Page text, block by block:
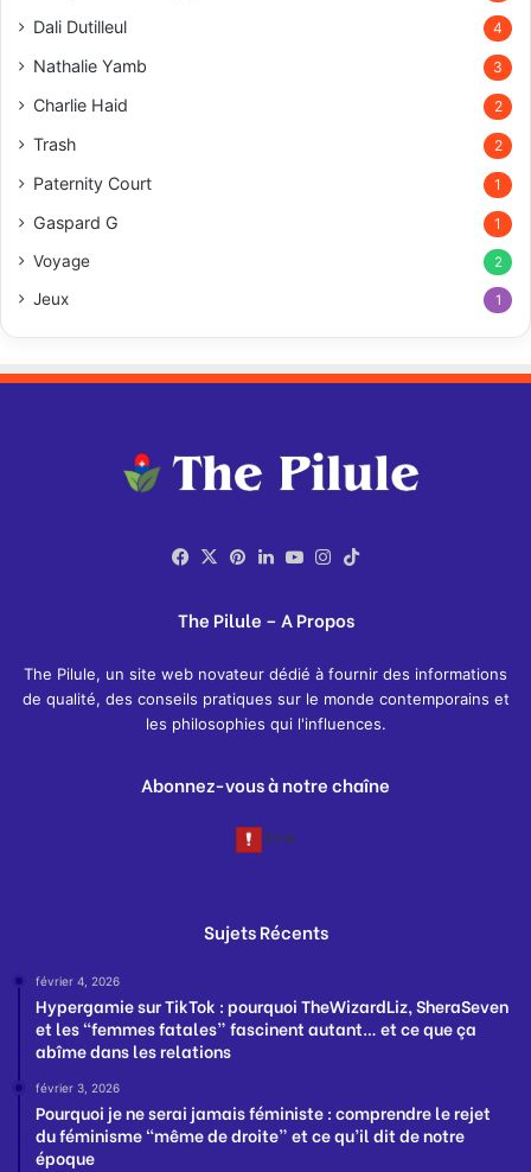
Dali Dutilleul 4
Nathalie Yamb 3
Charlie Haid 2
Trash 2
Paternity Court 1
Gaspard G 1
Voyage 2
Jeux 1
Facebook
X Pinterest
Linkedin
YouTubeInstagram
The Pilule – A Propos
The Pilule, un site web novateur dédié à fournir des informations
de qualité, des conseils pratiques sur le monde contemporains et
les philosophies qui l'influences.
Abonnez-vous à notre chaîne
Sujets Récents
février 4, 2026
Hypergamie sur TikTok : pourquoi TheWizardLiz, SheraSeven
et les “femmes fatales” fascinent autant… et ce que ça
abîme dans les relations
février 3, 2026
Pourquoi je ne serai jamais féministe : comprendre le rejet
du féminisme “même de droite” et ce qu’il dit de notre
époque